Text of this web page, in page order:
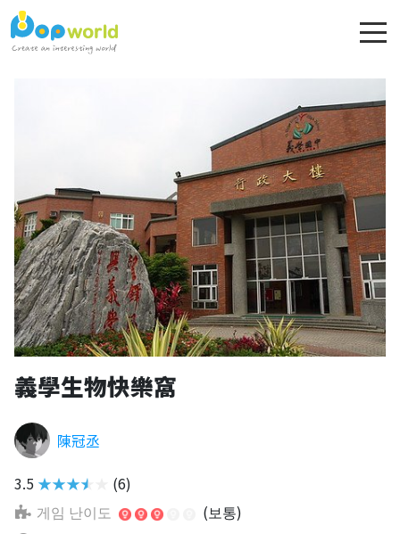
義學生物快樂窩
陳冠丞
3.5 ★★★★★
(6)
게임 난이도
(보통)